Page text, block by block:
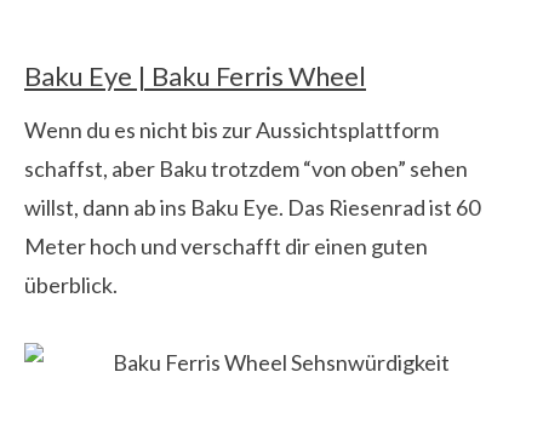
Baku Eye | Baku Ferris Wheel
Wenn du es nicht bis zur Aussichtsplattform
schaffst, aber Baku trotzdem “von oben” sehen
willst, dann ab ins Baku Eye. Das Riesenrad ist 60
Meter hoch und verschafft dir einen guten
überblick.